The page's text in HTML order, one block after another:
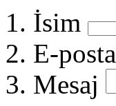
İsim
E-posta
Mesaj